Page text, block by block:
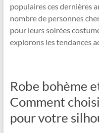
populaires ces dernières
nombre de personnes
pour leurs soirées
explorons les tendances
Robe bohème
Comment
pour votre